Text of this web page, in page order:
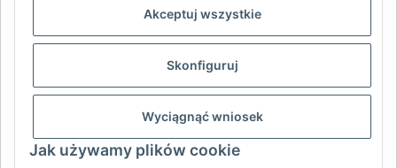
Akceptuj wszystkie
Skonfiguruj
Wyciągnąć wniosek
Jak używamy plików cookie
DE AT CH (DE) CH (FR)
BE (NL) BE (FR)
SE FI